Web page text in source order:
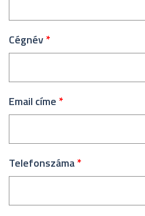
Cégnév*
Email címe *
Telefonszáma*